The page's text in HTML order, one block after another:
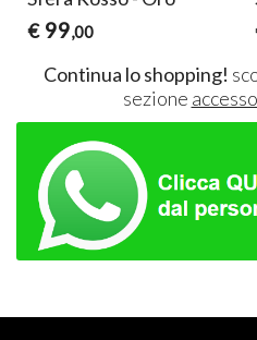
€ 99,00
Continua lo shopping!
sezione